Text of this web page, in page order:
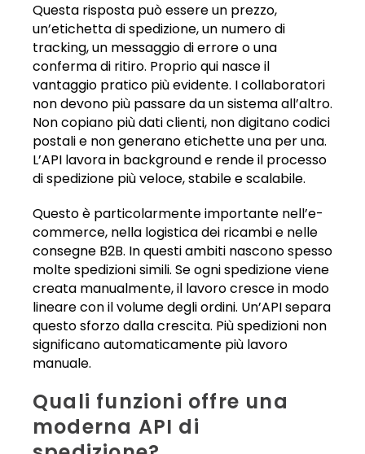
Questa risposta può essere un prezzo,
un’etichetta di spedizione, un numero di
tracking, un messaggio di errore o una
conferma di ritiro. Proprio qui nasce il
vantaggio pratico più evidente. I collaboratori
non devono più passare da un sistema all’altro.
Non copiano più dati clienti, non digitano codici
postali e non generano etichette una per una.
L’API lavora in background e rende il processo
di spedizione più veloce, stabile e scalabile.
Questo è particolarmente importante nell’e-
commerce, nella logistica dei ricambi e nelle
consegne B2B. In questi ambiti nascono spesso
molte spedizioni simili. Se ogni spedizione viene
creata manualmente, il lavoro cresce in modo
lineare con il volume degli ordini. Un’API separa
questo sforzo dalla crescita. Più spedizioni non
significano automaticamente più lavoro
manuale.
Quali funzioni offre una
moderna API di